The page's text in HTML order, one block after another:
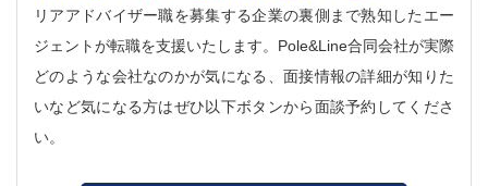
リアアドバイザー職を募集する企業の裏側まで熟知したエー
ジェントが転職を支援いたします。Pole&Line合同会社が実際
どのような会社なのかが気になる、面接情報の詳細が知りた
いなど気になる方はぜひ以下ボタンから面談予約してくださ
い。